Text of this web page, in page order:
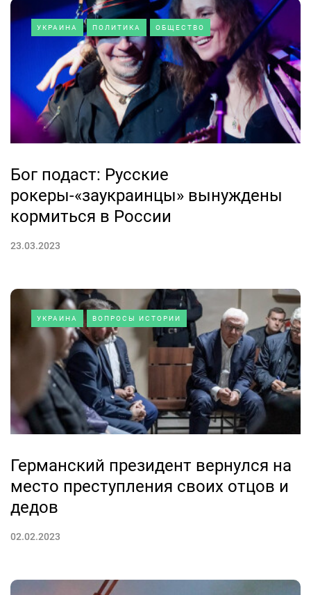
УКРАИНА ПОЛИТИКА ОБЩЕСТВО
Бог подаст: Русские
рокеры-«заукраинцы» вынуждены
кормиться в России
23.03.2023
УКРАИНА ВОПРОСЫ ИСТОРИИ
Германский президент вернулся на
место преступления своих отцов и
дедов
02.02.2023